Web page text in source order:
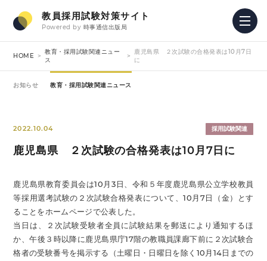
教員採用試験対策サイト
Powered by 時事通信出版局
HOME
教育・採用試験関連ニュー
ス
鹿児島県 ２次試験の合格発表は10月7日
に
お知らせ 教育・採用試験関連ニュース
2022.10.04 採用試験関連
鹿児島県 ２次試験の合格発表は10月7日に
鹿児島県教育委員会は10月3日、令和５年度鹿児島県公立学校教員
等採用選考試験の２次試験合格発表について、10月7日（金）とす
ることをホームページで公表した。
当日は、２次試験受験者全員に試験結果を郵送により通知するほ
か、午後３時以降に鹿児島県庁17階の教職員課廊下前に２次試験合
格者の受験番号を掲示する（土曜日・日曜日を除く10月14日までの